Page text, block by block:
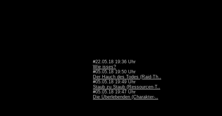
#22.05.18 19:36 Uhr
Wie isses?
#05.05.18 19:50 Uhr
Der Hauch des Todes (Raid-Th..
#05.05.18 19:49 Uhr
Staub zu Staub (Ressourcen-T..
#05.05.18 19:47 Uhr
Die Überlebenden (Charakter-..